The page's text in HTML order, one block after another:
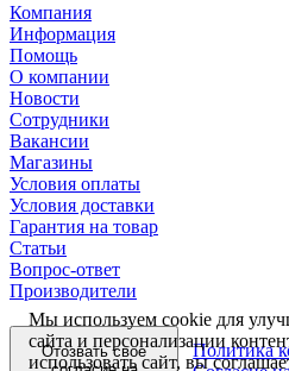
Компания
Информация
Помощь
О компании
Новости
Сотрудники
Вакансии
Магазины
Условия оплаты
Условия доставки
Гарантия на товар
Статьи
Вопрос-ответ
Производители
Отозвать свое
Политика
Мы используем cookie для
сайта и персонализации
использовать сайт, вы